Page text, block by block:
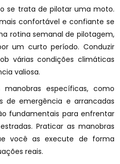
se trata de pilotar uma moto.
confortável e confiante se
rotina semanal de pilotagem,
um curto período. Conduzir
várias condições climáticas
valiosa.
específicas, como
de emergência e arrancadas
fundamentais para enfrentar
Praticar as manobras
você as execute de forma
reais.